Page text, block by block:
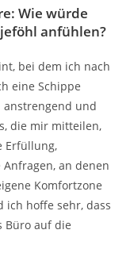
Wie würde
anfühlen?
bei dem ich nach
eine Schippe
anstrengend und
die mir mitteilen,
Erfüllung,
an denen
Komfortzone
ich hoffe sehr, dass
Büro auf die